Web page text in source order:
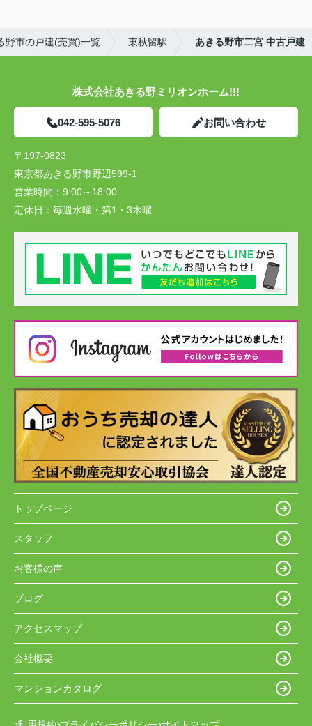
野市の戸建(売買)一覧 東秋留駅 あきる野市二宮 中古戸建
株式会社あきる野ミリオンホーム!!!
042-595-5076 お問い合わせ
〒197-0823
東京都あきる野市野辺599-1
営業時間： 9:00～18:00
定休日： 毎週水曜・第1・3木曜
トップページ
スタッフ
お客様の声
ブログ
アクセスマップ
会社概要
マンションカタログ